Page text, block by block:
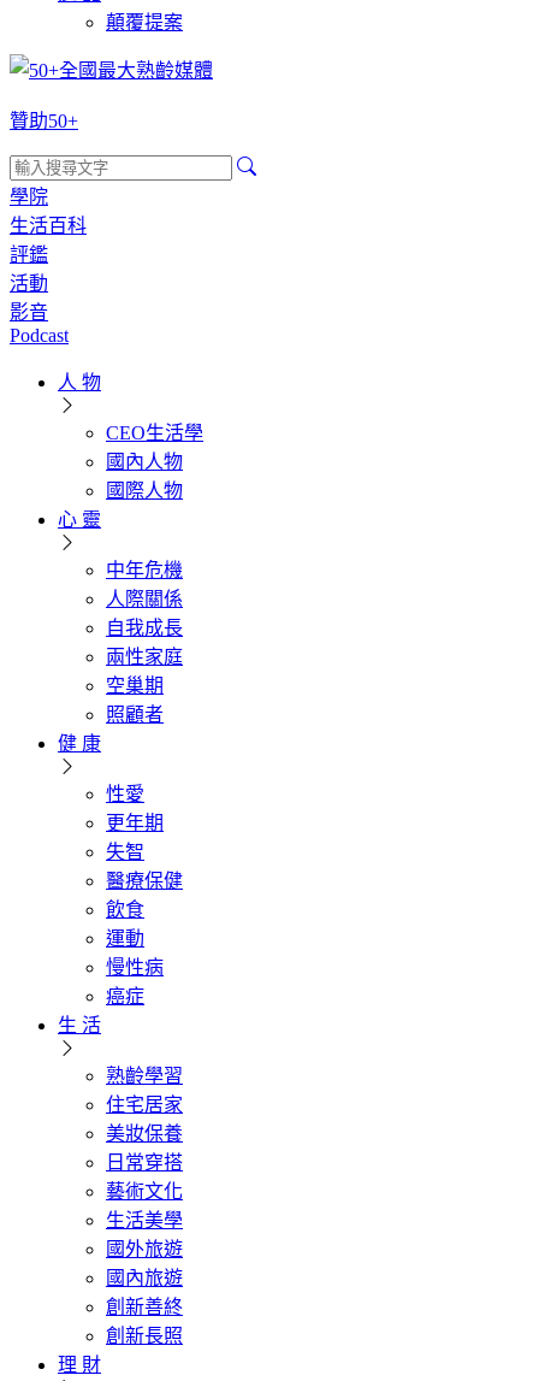
顛覆提案
贊助50+
學院
生活百科
評鑑
活動
影音
Podcast
人 物
CEO生活學
國內人物
國際人物
心 靈
中年危機
人際關係
自我成長
兩性家庭
空巢期
照顧者
健 康
性愛
更年期
失智
醫療保健
飲食
運動
慢性病
癌症
生 活
熟齡學習
住宅居家
美妝保養
日常穿搭
藝術文化
生活美學
國外旅遊
國內旅遊
創新善終
創新長照
理 財